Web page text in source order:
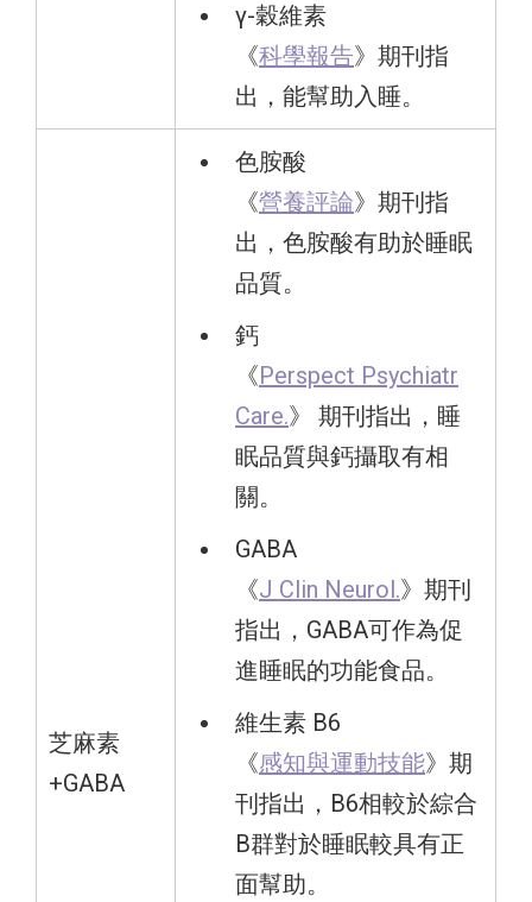
γ-穀維素
《科學報告》期刊指
出，能幫助入睡。
芝麻素
+GABA
色胺酸
《營養評論》期刊指
出，色胺酸有助於睡眠
品質。
鈣
《 Perspect Psychiatr
Care.》 期刊指出，睡
眠品質與鈣攝取有相
關。
GABA
《J Clin Neurol.》期刊
指出，GABA可作為促
進睡眠的功能食品。
維生素 B6
《感知與運動技能》期
刊指出，B6相較於綜合
B群對於睡眠較具有正
面幫助。